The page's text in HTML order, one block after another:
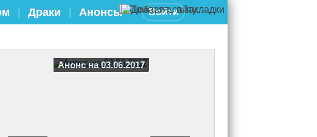
Драки Анонсы Войти
Анонс на 03.06.2017